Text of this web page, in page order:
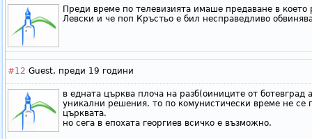
Преди време по телевизията имаше предаване в което
Левски и че поп Кръстьо е бил несправедливо
#12 Guest, преди 19 години
в едната църква плоча на разб(оиниците от ботевград
уникални решения. то по комунистически време не се
църквата.
но сега в епохата георгиев всичко е възможно.